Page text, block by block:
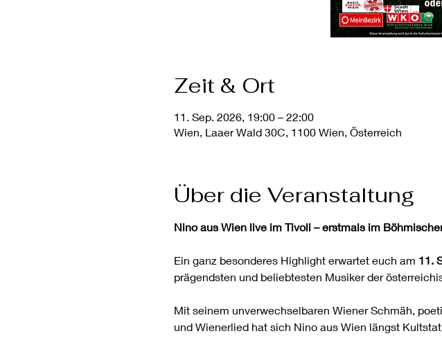
Zeit & Ort
11. Sep. 2026, 19:00 – 22:00
Wien, Laaer Wald 30C, 1100 Wien, Österreich
Über die Veranstaltung
Nino aus Wien live im Tivoli – erstmals im
Ein ganz besonderes Highlight erwartet euch am 11.
prägendsten und beliebtesten Musiker der
Mit seinem unverwechselbaren Wiener Schmäh,
und Wienerlied hat sich Nino aus Wien längst